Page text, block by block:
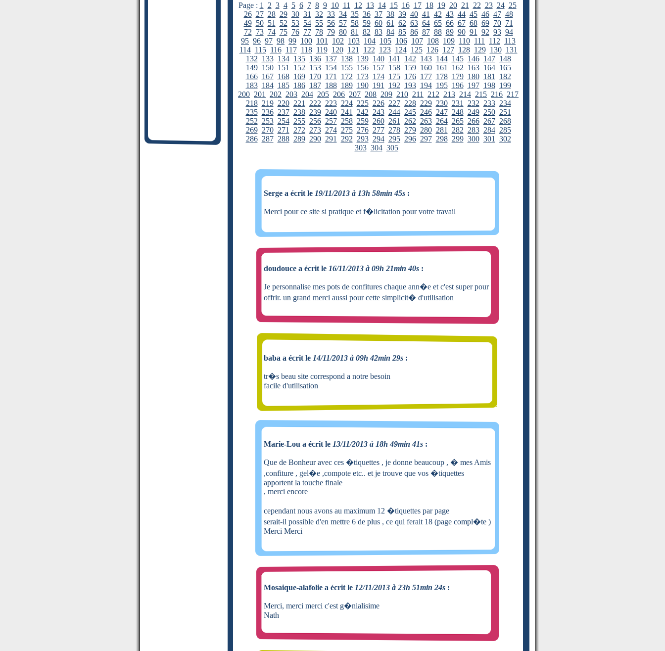
Page : 1 2 3 4 5 6 7 8 9 10 11 12 13 14 15 16 17 18 19 20 21 22 23 24 25
26 27 28 29 30 31 32 33 34 35 36 37 38 39 40 41 42 43 44 45 46 47 48
49 50 51 52 53 54 55 56 57 58 59 60 61 62 63 64 65 66 67 68 69 70 71
72 73 74 75 76 77 78 79 80 81 82 83 84 85 86 87 88 89 90 91 92 93 94
95 96 97 98 99 100 101 102 103 104 105 106 107 108 109 110 111 112 113
114 115 116 117 118 119 120 121 122 123 124 125 126 127 128 129 130 131
132 133 134 135 136 137 138 139 140 141 142 143 144 145 146 147 148
149 150 151 152 153 154 155 156 157 158 159 160 161 162 163 164 165
166 167 168 169 170 171 172 173 174 175 176 177 178 179 180 181
182
183 184 185 186 187 188 189 190 191 192 193 194 195 196 197 198 199
200 201 202 203 204 205 206 207 208 209 210 211 212 213 214 215 216 217
218 219 220 221 222 223 224 225 226 227 228 229 230 231 232 233 234
235 236 237 238 239 240 241 242 243 244 245 246 247 248 249 250 251
252 253 254 255 256 257 258 259 260 261 262 263 264 265 266 267 268
269 270 271 272 273 274 275 276 277 278 279 280 281 282 283 284 285
286 287 288 289 290 291 292 293 294 295 296 297 298 299 300 301
302
303 304 305
Serge a écrit le 19/11/2013 à 13h 58min 45s :
Merci pour ce site si pratique et f�licitation pour votre travail
doudouce a écrit le 16/11/2013 à 09h 21min 40s :
Je personnalise mes pots de confitures chaque ann�e et c'est super pour
offrir. un grand merci aussi pour cette simplicit� d'utilisation
baba a écrit le 14/11/2013 à 09h 42min 29s :
tr�s beau site correspond a notre besoin
facile d'utilisation
Marie-Lou a écrit le 13/11/2013 à 18h 49min 41s :
Que de Bonheur avec ces �tiquettes , je donne beaucoup , � mes Amis
,confiture , gel�e ,compote etc.. et je trouve que vos �tiquettes
apportent la touche finale
, merci encore
cependant nous avons au maximum 12 �tiquettes par page
serait-il possible d'en mettre 6 de plus , ce qui ferait 18 (page compl�te )
Merci Merci
Mosaique-alafolie a écrit le 12/11/2013 à 23h 51min 24s :
Merci, merci merci c'est g�nialisime
Nath